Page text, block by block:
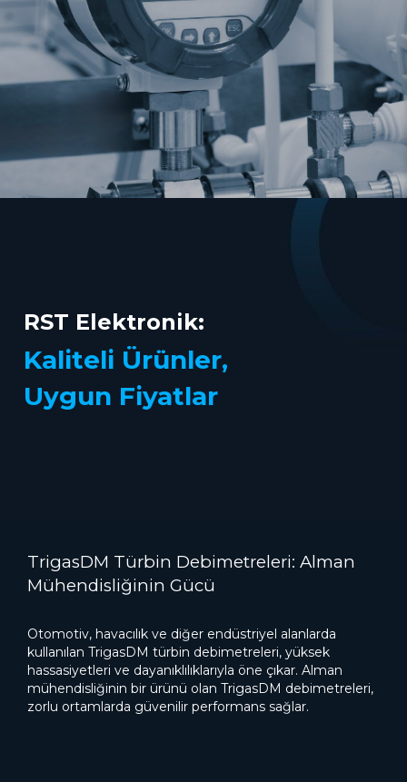
RST Elektronik:
Kaliteli Ürünler,
Uygun Fiyatlar
TrigasDM Türbin Debimetreleri: Alman
Mühendisliğinin Gücü
Otomotiv, havacılık ve diğer endüstriyel alanlarda
kullanılan TrigasDM türbin debimetreleri, yüksek
hassasiyetleri ve dayanıklılıklarıyla öne çıkar. Alman
mühendisliğinin bir ürünü olan TrigasDM debimetreleri,
zorlu ortamlarda güvenilir performans sağlar.